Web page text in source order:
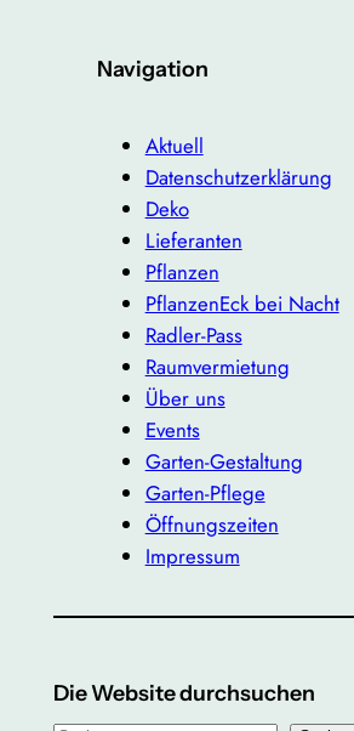
Navigation
Aktuell
Datenschutzerklärung
Deko
Lieferanten
Pflanzen
PflanzenEck bei Nacht
Radler-Pass
Raumvermietung
Über uns
Events
Garten-Gestaltung
Garten-Pflege
Öffnungszeiten
Impressum
Die Website durchsuchen